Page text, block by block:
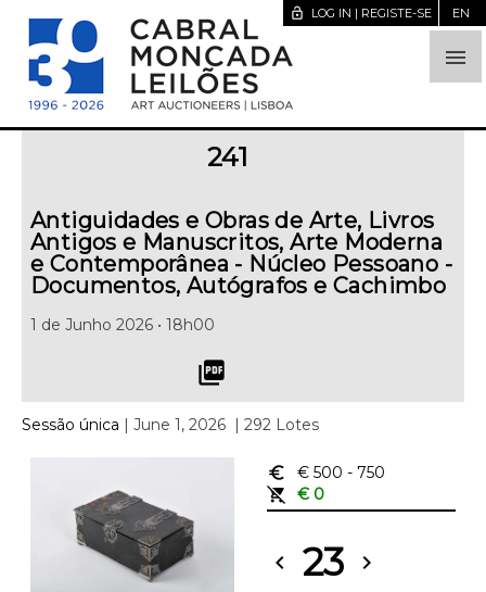

lock_open LOG IN | REGISTE-SE EN
241
Antiguidades e Obras de Arte, Livros
Antigos e Manuscritos, Arte Moderna
e Contemporânea - Núcleo Pessoano -
Documentos, Autógrafos e Cachimbo
1 de Junho 2026 • 18h00
picture_as_pdf
Sessão única | June 1, 2026 | 292 Lotes
euro_symbol € 500 - 750
remove_shopping_cart
€ 0
chevron_left 23 chevron_right